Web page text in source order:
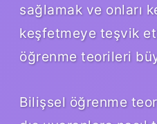
sağlamak ve onları
keşfetmeye teşvik
öğrenme teorileri
Bilişsel öğrenme